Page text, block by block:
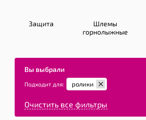
Защита
Шлемы
горнолыжные
Вы выбрали
Подходит для: ролики
Очистить все фильтры